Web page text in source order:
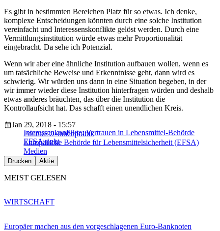
Es gibt in bestimmten Bereichen Platz für so etwas. Ich denke,
komplexe Entscheidungen könnten durch eine solche Institution
vereinfacht und Interessenskonflikte gelöst werden. Durch eine
Vermittlungsinstitution würde etwas mehr Proportionalität
eingebracht. Da sehe ich Potenzial.
Wenn wir aber eine ähnliche Institution aufbauen wollen, wenn es
um tatsächliche Beweise und Erkenntnisse geht, dann wird es
schwierig. Wir würden uns dann in eine Situation begeben, in der
wir immer wieder diese Institution hinterfragen würden und deshalb
etwas anderes bräuchten, das über die Institution die
Kontrollaufsicht hat. Das schafft einen unendlichen Kreis.
Interessenkonflikte: Vertrauen in Lebensmittel-Behörde
EFSA sinkt
Jan 29, 2018 - 15:57
PolitikEU-Innenpolitik
Europäische Behörde für Lebensmittelsicherheit (EFSA)
Medien
Drucken Aktie
MEIST GELESEN
Europäer machen aus den vorgeschlagenen Euro-Banknoten
WIRTSCHAFT